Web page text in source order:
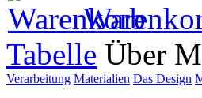
Tabelle Über
Verarbeitung Materialien Das Design